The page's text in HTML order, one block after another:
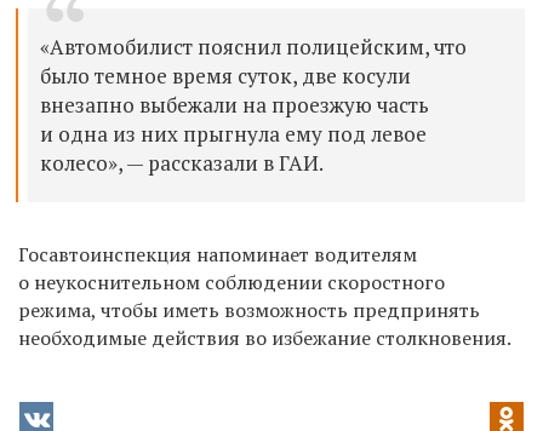
«Автомобилист пояснил полицейским, что
было темное время суток, две косули
внезапно выбежали на проезжую часть
и одна из них прыгнула ему под левое
колесо», — рассказали в ГАИ.
Госавтоинспекция напоминает водителям
о неукоснительном соблюдении скоростного
режима, чтобы иметь возможность предпринять
необходимые действия во избежание столкновения.